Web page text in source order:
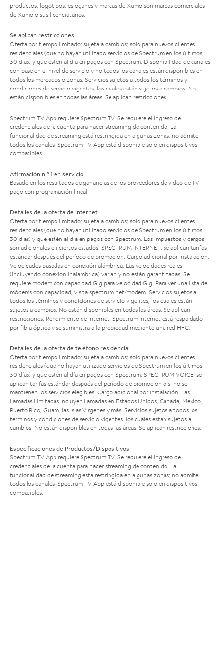
productos, logotipos, eslóganes y marcas de Xumo son marcas comerciales
de Xumo o sus licenciatarios.
Se aplican restricciones
Oferta por tiempo limitado; sujeta a cambios; solo para nuevos clientes
residenciales (que no hayan utilizado servicios de Spectrum en los últimos
30 días) y que estén al día en pagos con Spectrum. Disponibilidad de canales
con base en el nivel de servicio y no todos los canales están disponibles en
todos los mercados o zonas. Servicios sujetos a todos los términos y
condiciones de servicio vigentes, los cuales están sujetos a cambios. No
están disponibles en todas las áreas. Se aplican restricciones.
Spectrum TV App requiere Spectrum TV. Se requiere el ingreso de
credenciales de la cuenta para hacer streaming de contenido. La
funcionalidad de streaming está restringida en algunas zonas; no admite
todos los canales. Spectrum TV App está disponible solo en dispositivos
compatibles.
Afirmación n.º 1 en servicio
Basado en los resultados de ganancias de los proveedores de video de TV
pago con programación lineal.
Detalles de la oferta de Internet
Oferta por tiempo limitado; sujeta a cambios; solo para nuevos clientes
residenciales (que no hayan utilizado servicios de Spectrum en los últimos
30 días) y que estén al día en pagos con Spectrum. Los impuestos y cargos
son adicionales en ciertos estados. SPECTRUM INTERNET: se aplican tarifas
estándar después del período de promoción. Cargo adicional por instalación.
Velocidades basadas en conexión alámbrica. Las velocidades reales
(incluyendo conexión inalámbrica) varían y no están garantizadas. Se
requiere módem con capacidad Gig para velocidad Gig. Para ver una lista de
módems con capacidad, visita spectrum.net/modem. Servicios sujetos a
todos los términos y condiciones de servicio vigentes, los cuales están
sujetos a cambios. No están disponibles en todas las áreas. Se aplican
restricciones. Rendimiento de Internet: Spectrum Internet está respaldado
por fibra óptica y se suministra a la propiedad mediante una red HFC.
Detalles de la oferta de teléfono residencial
Oferta por tiempo limitado; sujeta a cambios; solo para nuevos clientes
residenciales (que no hayan utilizado servicios de Spectrum en los últimos
30 días) y que estén al día en pagos con Spectrum. SPECTRUM VOICE: se
aplican tarifas estándar después del período de promoción o si no se
mantienen los servicios elegibles. Cargo adicional por instalación. Las
llamadas ilimitadas incluyen llamadas en Estados Unidos, Canadá, México,
Puerto Rico, Guam, las Islas Vírgenes y más. Servicios sujetos a todos los
términos y condiciones de servicio vigentes, los cuales están sujetos a
cambios. No están disponibles en todas las áreas. Se aplican restricciones.
Especificaciones de Productos/Dispositivos
Spectrum TV App requiere Spectrum TV. Se requiere el ingreso de
credenciales de la cuenta para hacer streaming de contenido. La
funcionalidad de streaming está restringida en algunas zonas; no admite
todos los canales. Spectrum TV App está disponible solo en dispositivos
compatibles.